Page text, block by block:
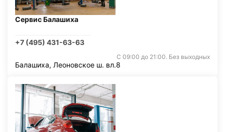
Сервис Балашиха
+7 (495) 431-63-63
С 09:00 до 21:00. Без выходных
Балашиха, Леоновское ш. вл.8